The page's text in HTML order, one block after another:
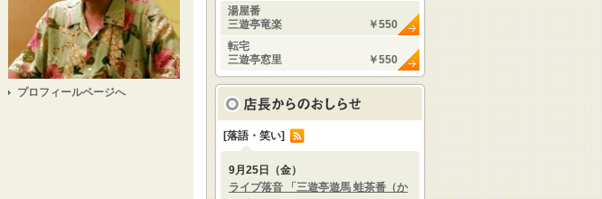
プロフィールページへ
湯屋番
三遊亭竜楽
￥550
転宅
三遊亭窓里
￥550
[落語・笑い]
9月25日（金）
ライブ落音 「三遊亭遊馬 蛙茶番（か